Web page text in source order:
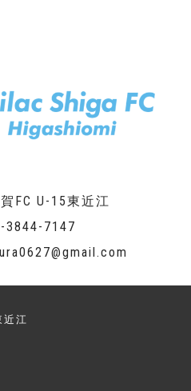
FC U-15東近江
3844-7147
近江